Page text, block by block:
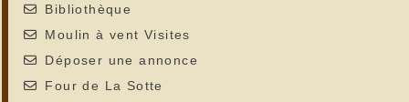
Bibliothèque
Moulin à vent Visites
Déposer une annonce
Four de La Sotte